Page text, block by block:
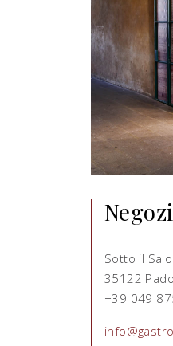
Sotto il
35122
+39 049